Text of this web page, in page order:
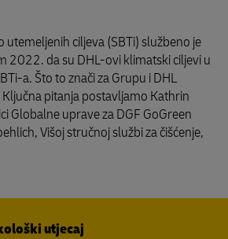
utemeljenih ciljeva (SBTi) službeno je
2022. da su DHL-ovi klimatski ciljevi u
a. Što to znači za Grupu i DHL
pitanja postavljamo Kathrin
Globalne uprave za DGF GoGreen
Višoj stručnoj službi za čišćenje,
utjecaj